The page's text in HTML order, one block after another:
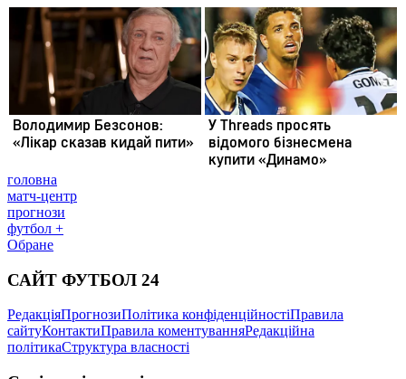
головна
матч-центр
прогнози
футбол +
Обране
САЙТ ФУТБОЛ 24
РедакціяПрогнозиПолітика конфіденційностіПравила
сайтуКонтактиПравила коментуванняРедакційна
політикаСтруктура власності